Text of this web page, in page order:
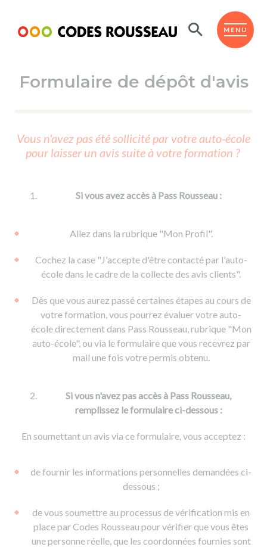
MENU
ESPACE ÉLÈVE
Code de la route
Passer l'ASSR
Réviser le code
Passer l'ETM
Permis voiture
Permis remorque
Permis & handicap
d'apprentissage
De la conduite en voiture
De la conduite à moto
Voir tous les supports
Formations pro.
Permis poids lourd
Formation FCO
Formation CACES
Devenir enseignant de la conduite
Ressources
Formulaire de dépôt d'avis
Vous n'avez pas été sollicité par votre auto-école
pour laisser un avis suite à votre formation ?
Si vous avez accès à Pass Rousseau :
Allez dans la rubrique "Mon Profil".
Cochez la case "J'accepte d'être contacté par l'auto-
école dans le cadre de la collecte des avis clients".
Dès que vous aurez passé certaines étapes au cours de
votre formation, vous pourrez évaluer votre auto-
école directement dans Pass Rousseau, rubrique "Mon
auto-école", ou via le formulaire que vous recevrez par
mail une fois votre permis obtenu.
Si vous n'avez pas accès à Pass Rousseau,
remplissez le formulaire ci-dessous :
En soumettant un avis via ce formulaire, vous acceptez :
de fournir les informations personnelles demandées ci-
dessous ;
de vous soumettre au processus de vérification mis en
place par Codes Rousseau pour vérifier que vous êtes
une personne réelle, que les coordonnées fournies sont